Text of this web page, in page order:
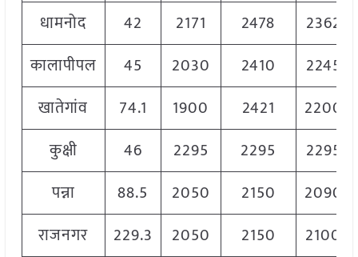
धामनोद
42 2171 2478
2362
कालापीपल
45 2030 2410
2245
खातेगांव
74.1 1900 2421
2200
कुक्षी
46 2295 2295
2295
पन्ना
88.5 2050 2150
2090
राजनगर
229.3 2050 2150
2100